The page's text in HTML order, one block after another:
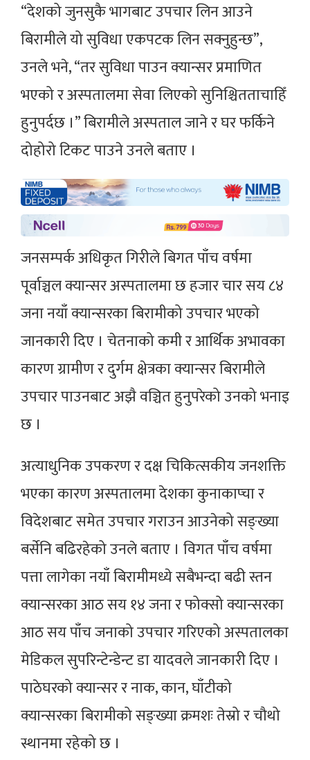
“देशको जुनसुकै भागबाट उपचार लिन आउने
बिरामीले यो सुविधा एकपटक लिन सक्नुहुन्छ”,
उनले भने, “तर सुविधा पाउन क्यान्सर प्रमाणित
भएको र अस्पतालमा सेवा लिएको सुनिश्चितताचाहिँ
हुनुपर्दछ ।” बिरामीले अस्पताल जाने र घर फर्किने
दोहोरो टिकट पाउने उनले बताए ।
जनसम्पर्क अधिकृत गिरीले बिगत पाँच वर्षमा
पूर्वाञ्चल क्यान्सर अस्पतालमा छ हजार चार सय ८४
जना नयाँ क्यान्सरका बिरामीको उपचार भएको
जानकारी दिए । चेतनाको कमी र आर्थिक अभावका
कारण ग्रामीण र दुर्गम क्षेत्रका क्यान्सर बिरामीले
उपचार पाउनबाट अझै वञ्चित हुनुपरेको उनको भनाइ
छ ।
अत्याधुनिक उपकरण र दक्ष चिकित्सकीय जनशक्ति
भएका कारण अस्पतालमा देशका कुनाकाप्चा र
विदेशबाट समेत उपचार गराउन आउनेको सङ्ख्या
बर्सेनि बढिरहेको उनले बताए । विगत पाँच वर्षमा
पत्ता लागेका नयाँ बिरामीमध्ये सबैभन्दा बढी स्तन
क्यान्सरका आठ सय १४ जना र फोक्सो क्यान्सरका
आठ सय पाँच जनाको उपचार गरिएको अस्पतालका
मेडिकल सुपरिन्टेन्डेन्ट डा यादवले जानकारी दिए ।
पाठेघरको क्यान्सर र नाक, कान, घाँटीको
क्यान्सरका बिरामीको सङ्ख्या क्रमशः तेस्रो र चौथो
स्थानमा रहेको छ ।